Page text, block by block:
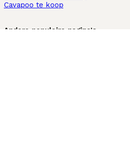
Cavapoo te koop
Andere populaire pagina's